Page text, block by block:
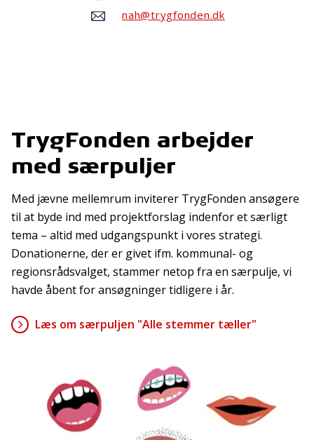
nah@trygfonden.dk
TrygFonden arbejder
med særpuljer
Med jævne mellemrum inviterer TrygFonden ansøgere
til at byde ind med projektforslag indenfor et særligt
tema – altid med udgangspunkt i vores strategi.
Donationerne, der er givet ifm. kommunal- og
regionsrådsvalget, stammer netop fra en særpulje, vi
havde åbent for ansøgninger tidligere i år.
Læs om særpuljen "Alle stemmer tæller"